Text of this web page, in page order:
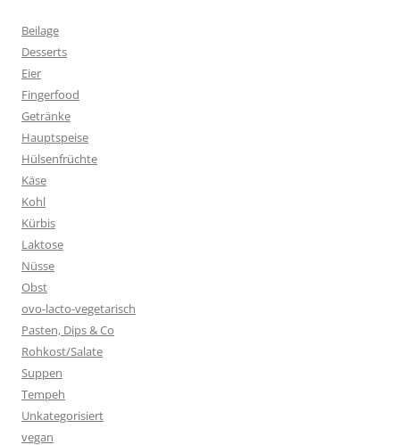
Beilage
Desserts
Eier
Fingerfood
Getränke
Hauptspeise
Hülsenfrüchte
Käse
Kohl
Kürbis
Laktose
Nüsse
Obst
ovo-lacto-vegetarisch
Pasten, Dips & Co
Rohkost/Salate
Suppen
Tempeh
Unkategorisiert
vegan